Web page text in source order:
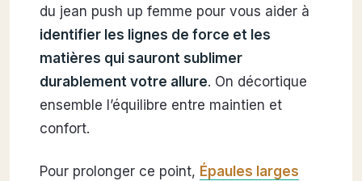
du jean push up femme pour vous aider à
identifier les lignes de force et les
matières qui sauront sublimer
durablement votre allure. On décortique
ensemble l’équilibre entre maintien et
confort.
Pour prolonger ce point, Épaules larges